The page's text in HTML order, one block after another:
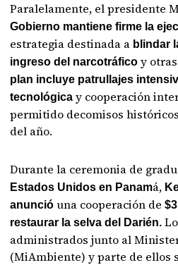
Paralelamente, el presidente
Gobierno mantiene firme la
estrategia destinada a blindar
ingreso del narcotráfico y
plan incluye patrullajes
tecnológica y cooperación
permitido decomisos
del año.
Durante la ceremonia de
Estados Unidos en Panamá,
anunció una cooperación de
restaurar la selva del Darién.
administrados junto al
(MiAmbiente) y parte de ellos